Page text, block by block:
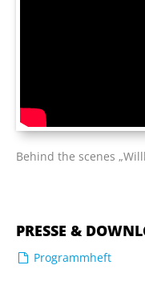
Behind the scenes
PRESSE &
Programmheft